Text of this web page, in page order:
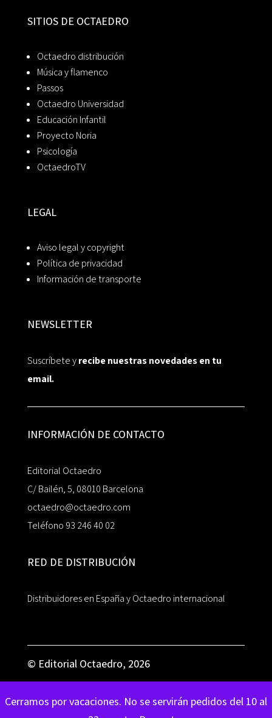
Cerramos por vacaciones. No se servirán pedidos del 10 al
SITIOS DE OCTAEDRO
Octaedro distribución
Música y flamenco
Passos
Octaedro Universidad
Educación Infantil
Proyecto Noria
Psicología
OctaedroTV
LEGAL
Aviso legal y copyright
Política de privacidad
Información de transporte
NEWSLETTER
Suscríbete yrecibe nuestras novedades en tu
email.
INFORMACIÓN DE CONTACTO
Editorial Octaedro
C/ Bailén, 5, 08010 Barcelona
octaedro@octaedro.com
Teléfono 93 246 40 02
RED DE DISTRIBUCIÓN
Distribuidores en España y Octaedro internacional
© Editorial Octaedro, 2026